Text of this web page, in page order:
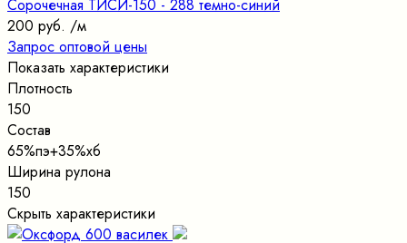
Сорочечная ТИСИ-150 - 288 темно-синий
200 руб. /м
Запрос оптовой цены
Показать характеристики
Плотность
150
Состав
65%пэ+35%хб
Ширина рулона
150
Скрыть характеристики